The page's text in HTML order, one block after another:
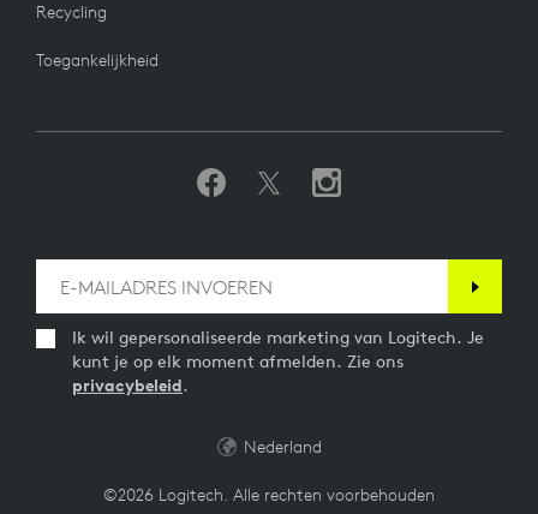
Recycling
Toegankelijkheid
Ik wil gepersonaliseerde marketing van Logitech. Je
kunt je op elk moment afmelden. Zie ons
privacybeleid.
©2026 Logitech. Alle rechten voorbehouden
Nederland